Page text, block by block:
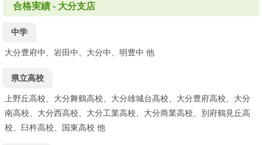
合格実績 - 大分支店
中学
大分豊府中、岩田中、大分中、明豊中 他
県立高校
上野丘高校、大分舞鶴高校、大分雄城台高校、大分豊府高校、大分
南高校、大分西高校、大分工業高校、大分商業高校、別府鶴見丘高
校、臼杵高校、国東高校 他